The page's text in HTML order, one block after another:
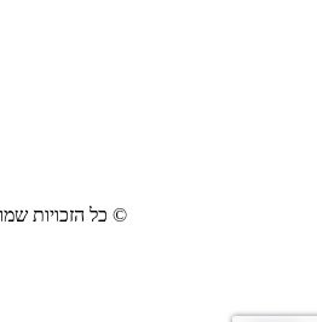
כל הזכויות שמורות לאליאנס - סוכנות לביטוח ©